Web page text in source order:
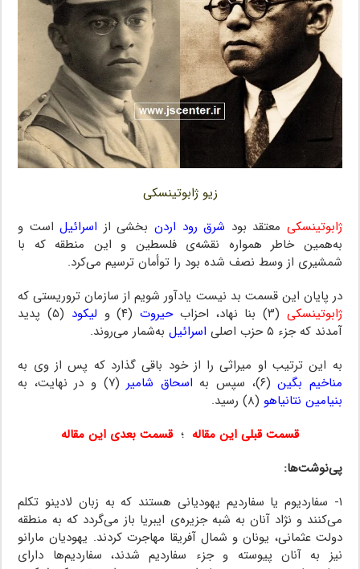
زیو ژابوتینسکی
ژابوتینسکی معتقد بود شرق رود اردنبخشی از اسرائیلاست و
به‌همین خاطر همواره نقشه‌ی فلسطین و این منطقه که با
شمشیری از وسط نصف شده بود را توأمان ترسیم می‌کرد.
در پایان این قسمت بد نیست یادآور شویم از سازمان تروریستی که
ژابوتینسکی (۳) بنا نهاد، احزاب حیروت(۴) و لیکود
(۵) پدید
آمدند که جزء ۵ حزب اصلی
اسرائیل به‌شمار می‌روند.
به این ترتیب او میراثی را از خود باقی گذارد که پس از وی به
مناخیم بگین(۶)، سپس به اسحاق شامیر(۷) و در نهایت، به
بنیامین نتانیاهو (۸) رسید.
قسمت قبلی این مقاله ؛قسمت بعدی این مقاله
پی‌نوشت‌ها:
۱- سفاردیوم یا سفاردیم یهودیانی هستند که به زبان لادینو تکلم
می‌کنند و نژاد آنان به شبه جزیره‌ی ایبریا باز می‌گردد که به منطقه
دولت عثمانی، یونان و شمال آفریقا مهاجرت کردند. یهودیان مارانو
نیز به آنان پیوسته و جزء سفاردیم شدند، سفاردیم‌ها دارای